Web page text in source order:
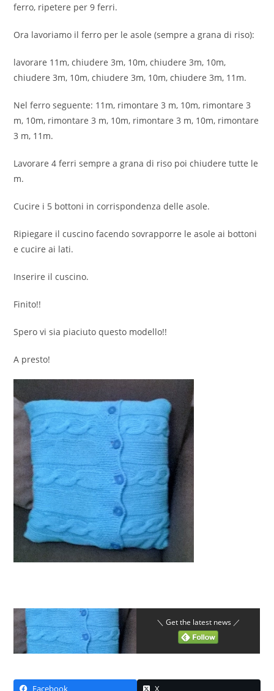
ferro, ripetere per 9 ferri.
Ora lavoriamo il ferro per le asole (sempre a grana di riso):
lavorare 11m, chiudere 3m, 10m, chiudere 3m, 10m,
chiudere 3m, 10m, chiudere 3m, 10m, chiudere 3m, 11m.
Nel ferro seguente: 11m, rimontare 3 m, 10m, rimontare 3
m, 10m, rimontare 3 m, 10m, rimontare 3 m, 10m, rimontare
3 m, 11m.
Lavorare 4 ferri sempre a grana di riso poi chiudere tutte le
m.
Cucire i 5 bottoni in corrispondenza delle asole.
Ripiegare il cuscino facendo sovrapporre le asole ai bottoni
e cucire ai lati.
Inserire il cuscino.
Finito!!
Spero vi sia piaciuto questo modello!!
A presto!
＼ Get the latest news ／